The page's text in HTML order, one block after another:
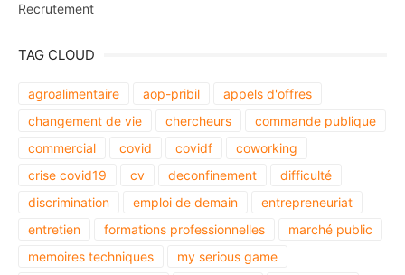
Recrutement
TAG CLOUD
agroalimentaire aop-pribil
appels d'offres
changement de vie
chercheurs
commande publique
commercial
covid covidf
coworking
crise covid19
cv deconfinement
difficulté
discrimination
emploi de demain
entrepreneuriat
entretien
formations professionnelles
marché public
memoires techniques
my serious game